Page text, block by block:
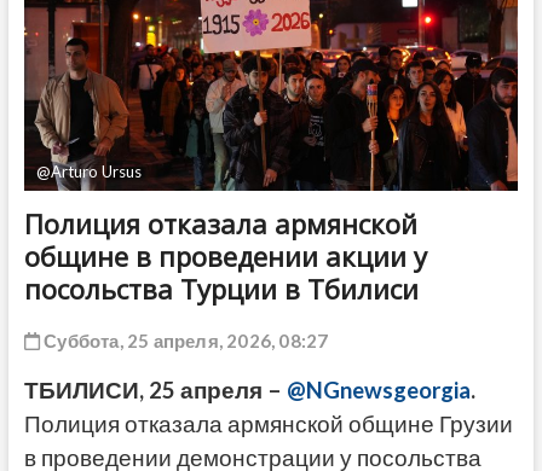
@Arturo Ursus
Полиция отказала армянской
общине в проведении акции у
посольства Турции в Тбилиси
Суббота, 25 апреля, 2026, 08:27
ТБИЛИСИ, 25 апреля – @NGnewsgeorgia.
Полиция отказала армянской общине Грузии
в проведении демонстрации у посольства